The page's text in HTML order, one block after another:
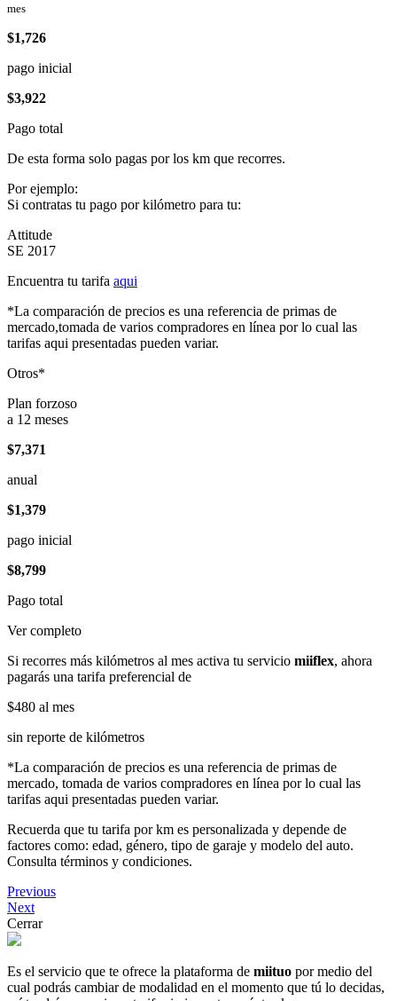
mes
$1,726
pago inicial
$3,922
Pago total
De esta forma solo pagas por los km que recorres.
Por ejemplo:
Si contratas tu pago por kilómetro para tu:
Attitude
SE 2017
Encuentra tu tarifa aqui
*La comparación de precios es una referencia de primas de
mercado,tomada de varios compradores en línea por lo cual las
tarifas aqui presentadas pueden variar.
Otros*
Plan forzoso
a 12 meses
$7,371
anual
$1,379
pago inicial
$8,799
Pago total
Ver completo
Si recorres más kilómetros al mes activa tu servicio miiflex, ahora
pagarás una tarifa preferencial de
$480 al mes
sin reporte de kilómetros
*La comparación de precios es una referencia de primas de
mercado, tomada de varios compradores en línea por lo cual las
tarifas aqui presentadas pueden variar.
Recuerda que tu tarifa por km es personalizada y depende de
factores como: edad, género, tipo de garaje y modelo del auto.
Consulta términos y condiciones.
Previous
Next
Cerrar
Es el servicio que te ofrece la plataforma de miituo por medio del
cual podrás cambiar de modalidad en el momento que tú lo decidas,